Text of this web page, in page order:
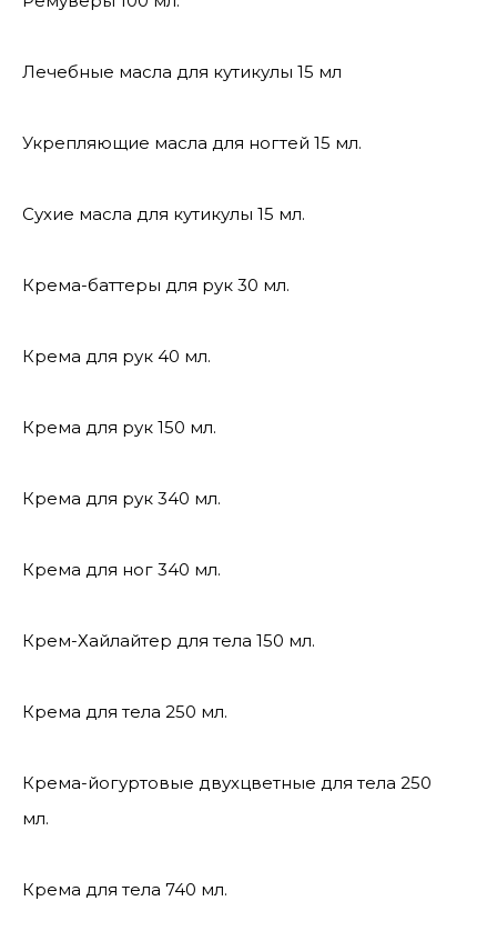
Лечебные масла для кутикулы 15 мл
Укрепляющие масла для ногтей 15 мл.
Сухие масла для кутикулы 15 мл.
Крема-баттеры для рук 30 мл.
Крема для рук 40 мл.
Крема для рук 150 мл.
Крема для рук 340 мл.
Крема для ног 340 мл.
Крем-Хайлайтер для тела 150 мл.
Крема для тела 250 мл.
Крема-йогуртовые двухцветные для тела 250
мл.
Крема для тела 740 мл.